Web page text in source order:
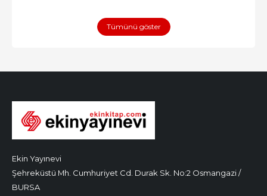
Tümünü göster
Ekin Yayınevi
Şehreküstü Mh. Cumhuriyet Cd. Durak Sk. No:2 Osmangazi /
BURSA